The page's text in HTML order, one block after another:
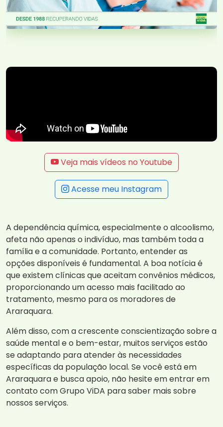
Veja mais vídeos no Youtube
Acesse meu Instagram
A dependência química, especialmente o alcoolismo,
afeta não apenas o indivíduo, mas também toda a
família e a comunidade. Portanto, entender as
opções disponíveis é fundamental. A boa notícia é
que existem clínicas que aceitam convênios médicos,
proporcionando um acesso mais facilitado ao
tratamento, mesmo para os moradores de
Araraquara.
Além disso, com a crescente conscientização sobre a
saúde mental e o bem-estar, muitos serviços estão
se adaptando para atender às necessidades
específicas da população local. Se você está em
Araraquara e busca apoio, não hesite em entrar em
contato com Grupo ViDA para saber mais sobre
nossos serviços.